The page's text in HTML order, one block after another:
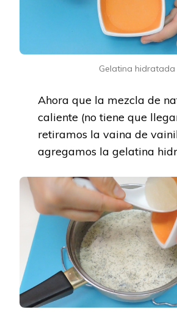
Gelatina hidratada
Ahora que la mezcla de
caliente (no tiene que
retiramos la vaina de
agregamos la gelatina